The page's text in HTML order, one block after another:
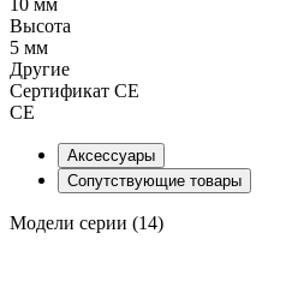
Высота
5 мм
Другие
Сертификат CE
CE
Аксессуары
Сопутствующие товары
Модели серии (14)